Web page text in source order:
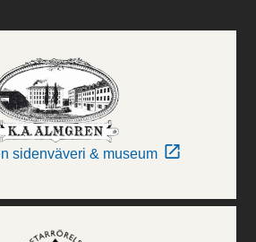
sidenväveri & museum